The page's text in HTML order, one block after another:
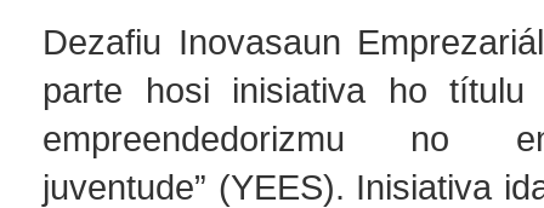
Dezafiu Inovasaun
parte hosi inisiativa ho títulu
empreendedorizmu no
juventude” (YEES). Inisiativa